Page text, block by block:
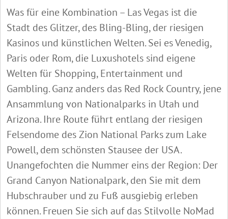
Was für eine Kombination – Las Vegas ist die
Stadt des Glitzer, des Bling-Bling, der riesigen
Kasinos und künstlichen Welten. Sei es Venedig,
Paris oder Rom, die Luxushotels sind eigene
Welten für Shopping, Entertainment und
Gambling. Ganz anders das Red Rock Country, jene
Ansammlung von Nationalparks in Utah und
Arizona. Ihre Route führt entlang der riesigen
Felsendome des Zion National Parks zum Lake
Powell, dem schönsten Stausee der USA.
Unangefochten die Nummer eins der Region: Der
Grand Canyon Nationalpark, den Sie mit dem
Hubschrauber und zu Fuß ausgiebig erleben
können. Freuen Sie sich auf das Stilvolle NoMad